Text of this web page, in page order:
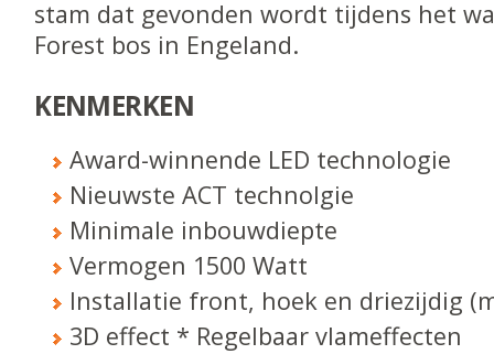
stam dat gevonden wordt tijdens het
Forest bos in Engeland.
KENMERKEN
Award-winnende LED technologie
Nieuwste ACT technolgie
Minimale inbouwdiepte
Vermogen 1500 Watt
Installatie front, hoek en driezijdig
3D effect * Regelbaar vlameffecten